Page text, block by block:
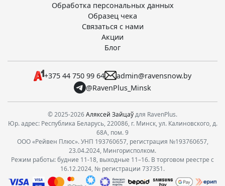
Обработка персональных данных
Образец чека
Связаться с нами
Акции
Блог
+375 44 750 99 64
admin@ravensnow.by
@RavenPlus_Minsk
© 2025-2026Аляксей Зайцаўдля RavenPlus.
Юр. адрес: Республика Беларусь, 220086, г. Минск, ул. Калиновского, д.
68А, пом. 9
ООО «Рейвен Плюс». УНП 193760657, регистрация №193760657,
23.04.2024, Мингорисполком.
Режим работы: будние 11-18, выходные 11–16. В торговом реестре с
16.12.2024, № регистрации 737351.